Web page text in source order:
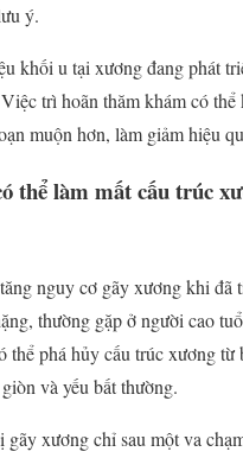
ý.
khối u tại xương đang phát
trì hoãn thăm khám có thể
muộn hơn, làm giảm hiệu
thể làm mất cấu trúc
nguy cơ gãy xương khi đã
thường gặp ở người cao
thể phá hủy cấu trúc xương từ
và yếu bất thường.
xương chỉ sau một va